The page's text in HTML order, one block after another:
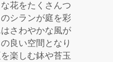
花をたくさんつ
シランが庭を彩
さわやかな風が
良い空間となり
楽しむ鉢や苔玉